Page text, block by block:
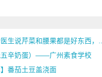
生说芹菜和腰果都是好东西，...
五辛奶蛋）——广州素食学校
】番茄土豆盖浇面